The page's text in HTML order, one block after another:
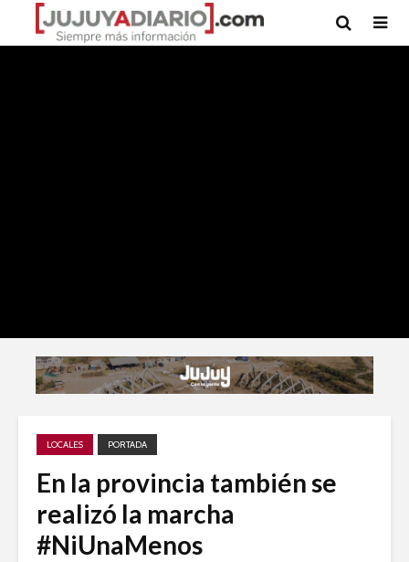
LOCALES PORTADA
En la provincia también se
realizó la marcha
#NiUnaMenos